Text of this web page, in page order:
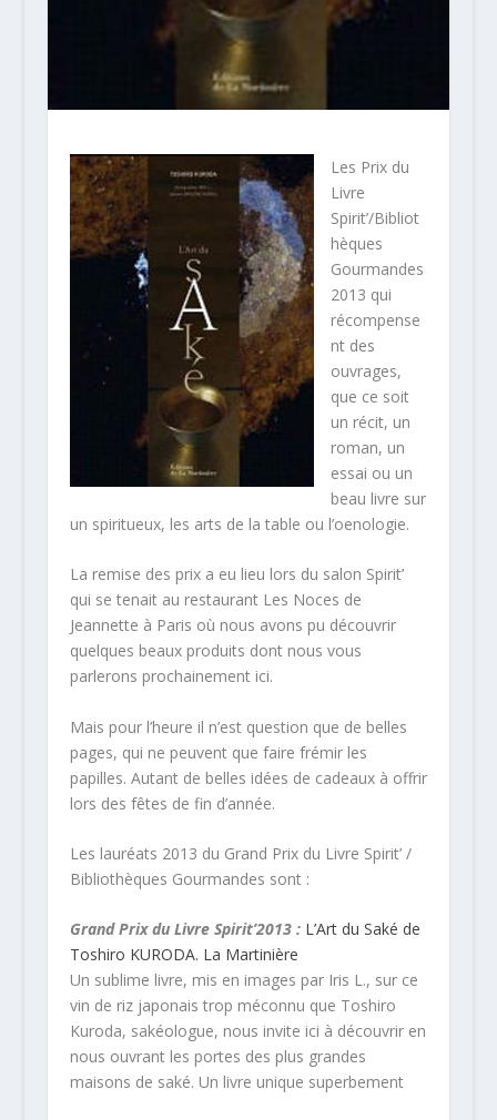
Les Prix du
Livre
Spirit’/Bibliot
hèques
Gourmandes
2013 qui
récompense
nt des
ouvrages,
que ce soit
un récit, un
roman, un
essai ou un
beau livre sur
un spiritueux, les arts de la table ou l’oenologie.
La remise des prix a eu lieu lors du salon Spirit’
qui se tenait au restaurant Les Noces de
Jeannette à Paris où nous avons pu découvrir
quelques beaux produits dont nous vous
parlerons prochainement ici.
Mais pour l’heure il n’est question que de belles
pages, qui ne peuvent que faire frémir les
papilles. Autant de belles idées de cadeaux à offrir
lors des fêtes de fin d’année.
Les lauréats 2013 du Grand Prix du Livre Spirit’ /
Bibliothèques Gourmandes sont :
Grand Prix du Livre Spirit’2013 :L’Art du Saké de
Toshiro KURODA. La Martinière
Un sublime livre, mis en images par Iris L., sur ce
vin de riz japonais trop méconnu que Toshiro
Kuroda, sakéologue, nous invite ici à découvrir en
nous ouvrant les portes des plus grandes
maisons de saké. Un livre unique superbement